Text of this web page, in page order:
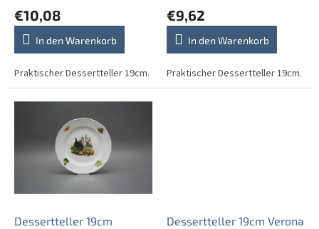
€10,08
In den Warenkorb
Praktischer Dessertteller 19cm.
€9,62
In den Warenkorb
Praktischer Dessertteller 19cm.
Dessertteller 19cm
Dessertteller 19cm Verona